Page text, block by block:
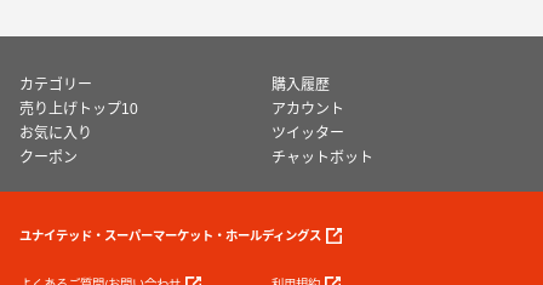
カテゴリー
購入履歴
売り上げトップ10
アカウント
お気に入り
ツイッター
クーポン
チャットボット
ユナイテッド・スーパーマーケット・ホールディングス